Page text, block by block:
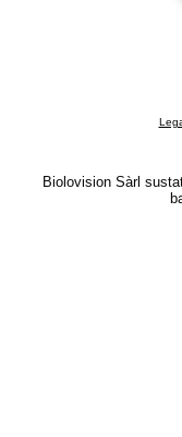
Biolovision Sàrl